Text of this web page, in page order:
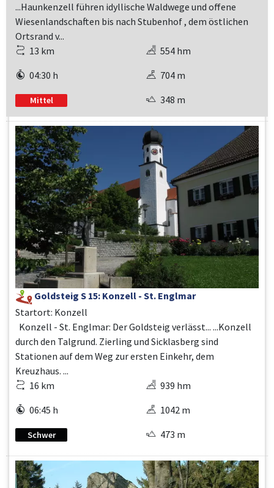
...Haunkenzell führen idyllische Waldwege und offene
Wiesenlandschaften bis nach Stubenhof , dem östlichen
Ortsrand v...
13 km
04:30 h
Mittel
554 hm
704 m
348 m
Goldsteig S 15: Konzell - St. Englmar
Startort: Konzell
Konzell - St. Englmar: Der Goldsteig verlässt... ...Konzell
durch den Talgrund. Zierling und Sicklasberg sind
Stationen auf dem Weg zur ersten Einkehr, dem
Kreuzhaus. ...
16 km
06:45 h
Schwer
939 hm
1042 m
473 m